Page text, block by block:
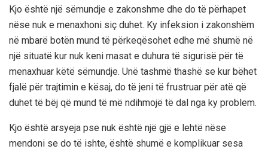
Kjo është një sëmundje e zakonshme dhe do të përhapet
nëse nuk e menaxhoni siç duhet. Ky infeksion i zakonshëm
në mbarë botën mund të përkeqësohet edhe më shumë në
një situatë kur nuk keni masat e duhura të sigurisë për të
menaxhuar këtë sëmundje. Unë tashmë thashë se kur bëhet
fjalë për trajtimin e kësaj, do të jeni të frustruar për atë që
duhet të bëj që mund të më ndihmojë të dal nga ky problem.
Kjo është arsyeja pse nuk është një gjë e lehtë nëse
mendoni se do të ishte, është shumë e komplikuar sesa